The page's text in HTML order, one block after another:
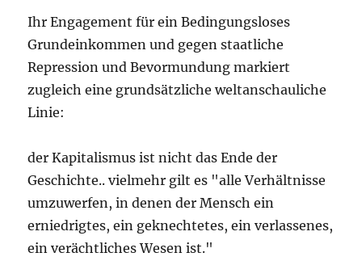
Ihr Engagement für ein Bedingungsloses
Grundeinkommen und gegen staatliche
Repression und Bevormundung markiert
zugleich eine grundsätzliche weltanschauliche
Linie:
der Kapitalismus ist nicht das Ende der
Geschichte.. vielmehr gilt es "alle Verhältnisse
umzuwerfen, in denen der Mensch ein
erniedrigtes, ein geknechtetes, ein verlassenes,
ein verächtliches Wesen ist."